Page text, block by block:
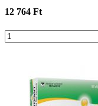
12 764 Ft